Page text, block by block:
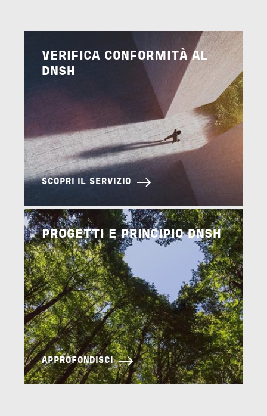
VERIFICA CONFORMITÀ AL
DNSH
SCOPRI IL SERVIZIO
Image
PROGETTI E PRINCIPIO DNSH
APPROFONDISCI